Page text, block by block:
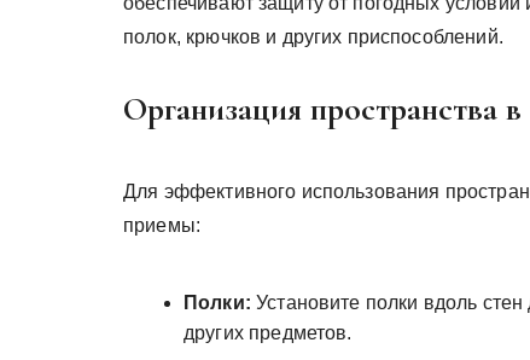
полок, крючков и других приспособлений.
Организация пространства в
Для эффективного использования
приемы:
Полки: Установите полки вдоль
других предметов.